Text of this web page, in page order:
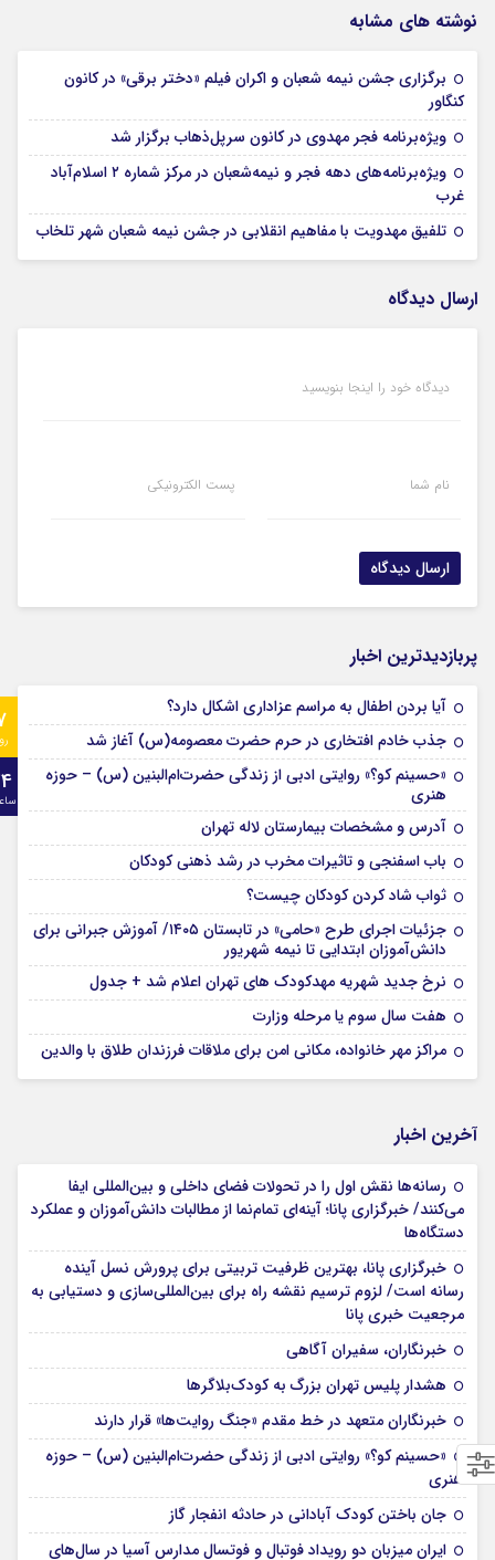
نوشته های مشابه
برگزاری جشن نیمه شعبان و اکران فیلم «دختر برقی» در کانون
کنگاور
ویژه‌برنامه‌ فجر مهدوی در کانون سرپل‌ذهاب برگزار شد
ویژه‌برنامه‌های دهه فجر و نیمه‌شعبان در مرکز شماره ۲ اسلام‌آباد
غرب
تلفیق مهدویت با مفاهیم انقلابی در جشن نیمه شعبان شهر تلخاب
ارسال دیدگاه
دیدگاه خود را اینجا بنویسید
نام شما پست الکترونیکی
پربازدیدترین اخبار
آیا بردن اطفال به مراسم عزادارى اشکال دارد؟
جذب خادم افتخاری در حرم حضرت معصومه(س) آغاز شد
«حسینم کو؟» روایتی ادبی از زندگی حضرت‌ام‌البنین (س) – حوزه
هنری
آدرس و مشخصات بیمارستان لاله تهران
باب اسفنجی و تاثیرات مخرب در رشد ذهنی کودکان
ثواب شاد کردن کودکان چیست؟
جزئیات اجرای طرح «حامی» در تابستان ۱۴۰۵/ آموزش جبرانی برای
دانش‌آموزان ابتدایی تا نیمه شهریور
نرخ جدید شهریه مهدکودک های تهران اعلام شد + جدول
هفت سال سوم یا مرحله وزارت
مراکز مهر خانواده، مکانی امن برای ملاقات فرزندان طلاق با والدین
آخرین اخبار
رسانه‌ها نقش اول را در تحولات فضای داخلی و بین‌المللی ایفا
می‌کنند/ خبرگزاری پانا؛ آینه‌ای تمام‌نما از مطالبات دانش‌آموزان و عملکرد
دستگاه‌ها
خبرگزاری پانا، بهترین ظرفیت تربیتی برای پرورش نسل آینده
رسانه است/ لزوم ترسیم نقشه راه برای بین‌المللی‌سازی و دستیابی به
مرجعیت خبری پانا
خبرنگاران، سفیران آگاهی
هشدار پلیس تهران بزرگ به کودک‌بلاگرها
خبرنگاران متعهد در خط مقدم «جنگ روایت‌ها» قرار دارند
«حسینم کو؟» روایتی ادبی از زندگی حضرت‌ام‌البنین (س) – حوزه
هنری
جان باختن کودک آبادانی در حادثه انفجار گاز
ایران میزبان دو رویداد فوتبال و فوتسال مدارس آسیا در سال‌های